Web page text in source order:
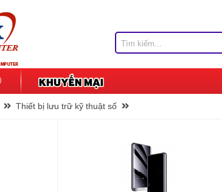
Thiết bị lưu trữ kỹ thuật số